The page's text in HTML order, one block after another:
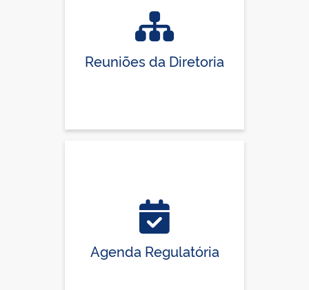
Reuniões da Diretoria
Agenda Regulatória